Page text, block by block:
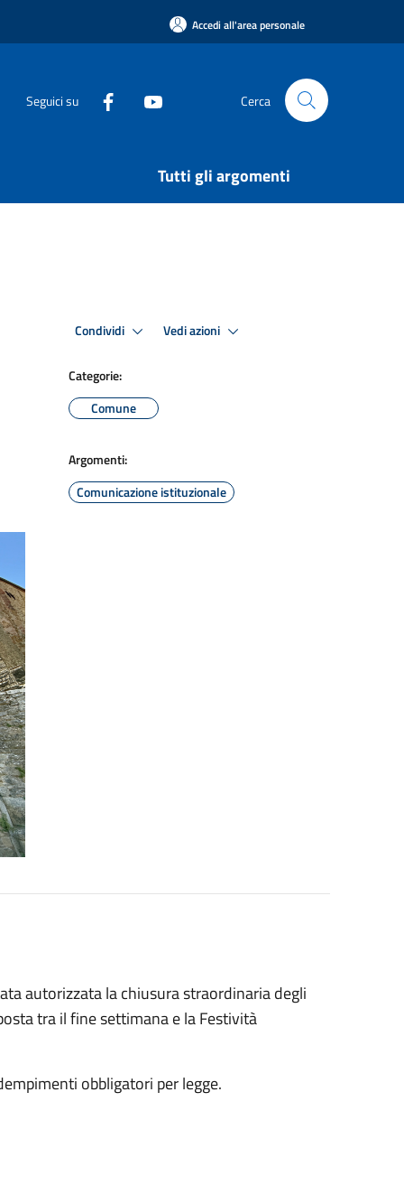
Accedi all'area personale
Seguici su Cerca
Tutti gli argomenti
Condividi Vedi azioni
Categorie:
Comune
Argomenti:
Comunicazione istituzionale
autorizzata la chiusura straordinaria degli
tra il fine settimana e la Festività
obbligatori per legge.